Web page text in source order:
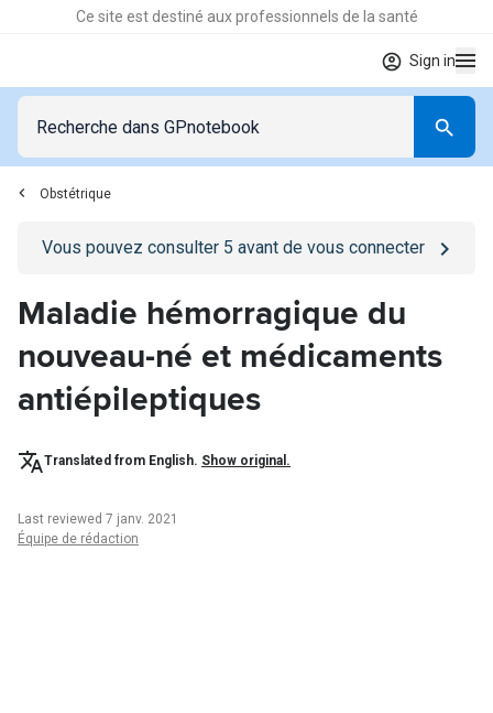
Ce site est destiné aux professionnels de la santé
Sign in
Obstétrique
Go to/se-connecterpage
Vous pouvez consulter 5 avant de vous connecter
Maladie hémorragique du
nouveau-né et médicaments
antiépileptiques
Translated from English. Show original.
Last reviewed 7 janv. 2021
Équipe de rédaction